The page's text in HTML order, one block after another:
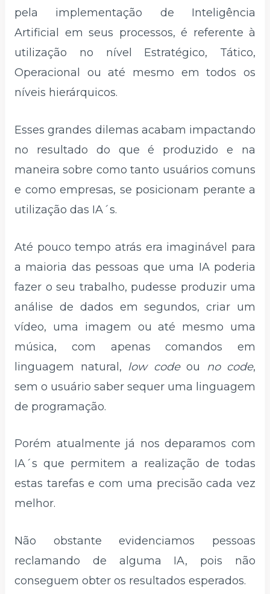
pela implementação de Inteligência
Artificial em seus processos, é referente à
utilização no nível Estratégico, Tático,
Operacional ou até mesmo em todos os
níveis hierárquicos.
Esses grandes dilemas acabam impactando
no resultado do que é produzido e na
maneira sobre como tanto usuários comuns
e como empresas, se posicionam perante a
utilização das IA´s.
Até pouco tempo atrás era imaginável para
a maioria das pessoas que uma IA poderia
fazer o seu trabalho, pudesse produzir uma
análise de dados em segundos, criar um
vídeo, uma imagem ou até mesmo uma
música, com apenas comandos em
linguagem natural, low codeou no code,
sem o usuário saber sequer uma linguagem
de programação.
Porém atualmente já nos deparamos com
IA´s que permitem a realização de todas
estas tarefas e com uma precisão cada vez
melhor.
Não obstante evidenciamos pessoas
reclamando de alguma IA, pois não
conseguem obter os resultados esperados.